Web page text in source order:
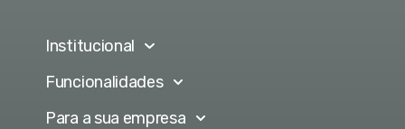
Institucional
Funcionalidades
Para a sua empresa